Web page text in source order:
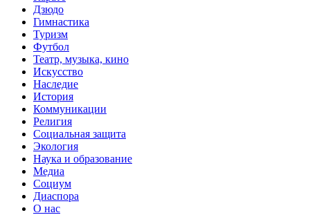
Дзюдо
Гимнастика
Туризм
Футбол
Театр, музыка, кино
Искусство
Наследие
История
Коммуникации
Религия
Социальная защита
Экология
Наука и образование
Медиа
Социум
Диаспора
О нас